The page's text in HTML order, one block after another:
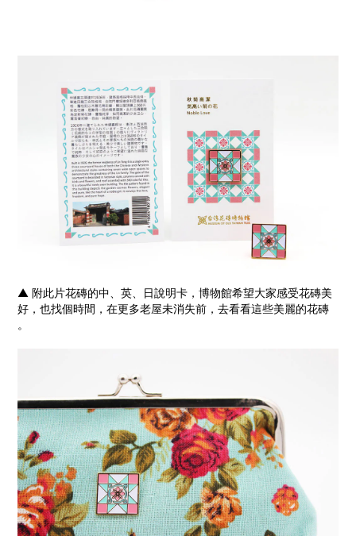
▲ 附此片花磚的中、英、日說明卡，博物館希望大家感受花磚美
好，也找個時間，在更多老屋未消失前，去看看這些美麗的花磚
。